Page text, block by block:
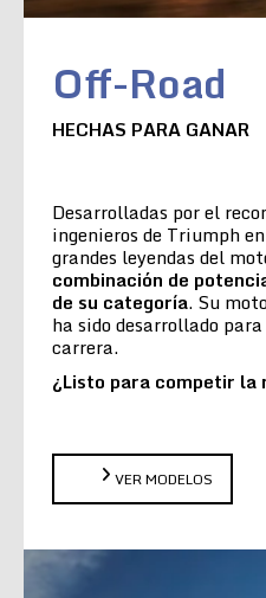
Off-Road
HECHAS PARA GANAR
Desarrolladas por el
ingenieros de Triumph
grandes leyendas del
combinación de
de su categoría. Su
ha sido desarrollado
carrera.
¿Listo para competir la
VER MODELOS